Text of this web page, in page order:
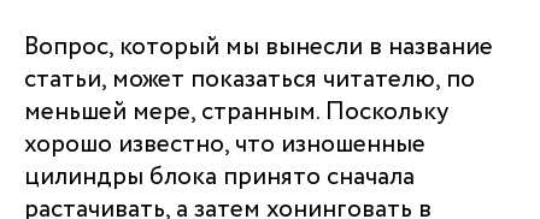
Вопрос, который мы вынесли в название
статьи, может показаться читателю, по
меньшей мере, странным. Поскольку
хорошо известно, что изношенные
цилиндры блока принято сначала
растачивать, а затем хонинговать в